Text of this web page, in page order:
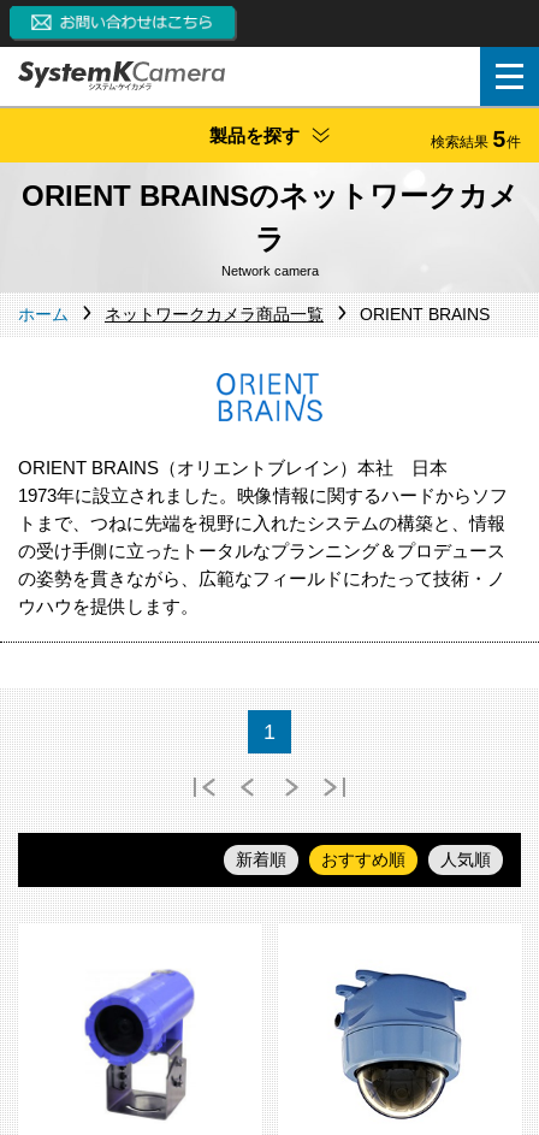
ORIENT BRAINSのネットワークカメ
ラ
Network camera
ホーム ネットワークカメラ商品一覧 ORIENT BRAINS
ORIENT BRAINS（オリエントブレイン）本社 日本
1973年に設立されました。映像情報に関するハードからソフ
トまで、つねに先端を視野に入れたシステムの構築と、情報
の受け手側に立ったトータルなプランニング＆プロデュース
の姿勢を貫きながら、広範なフィールドにわたって技術・ノ
ウハウを提供します。
製品を探す 検索結果 5件
1
新着順 おすすめ順 人気順